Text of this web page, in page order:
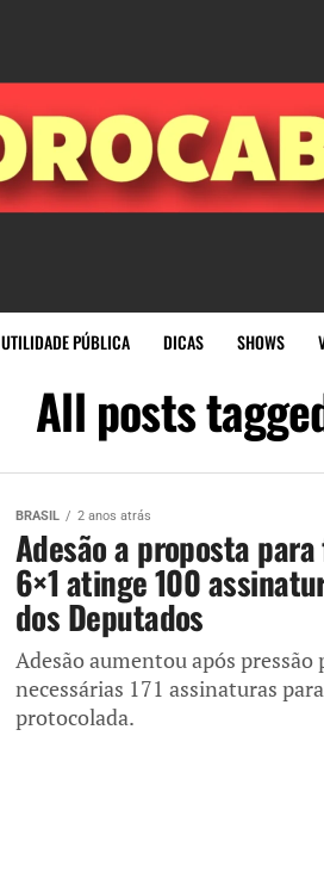
UTILIDADE PÚBLICA DICAS SHOWS
All posts
BRASIL 2 anos atrás
Adesão a proposta
6×1 atinge 100
dos Deputados
Adesão aumentou após pressão
necessárias 171 assinaturas
protocolada.